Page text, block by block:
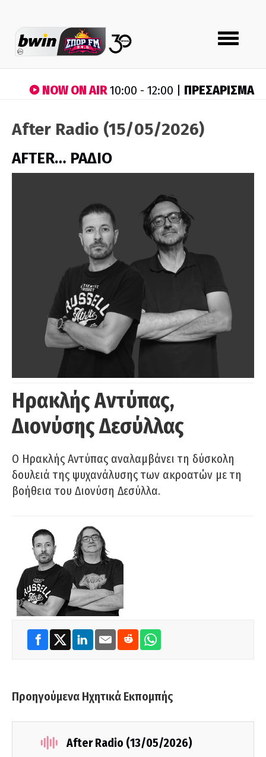
Toggle
navigation
NOW ON AIR10:00 - 12:00 | ΠΡΕΣΑΡΙΣΜΑ
After Radio (15/05/2026)
AFTER… ΡΑΔΙΟ
Ηρακλής Αντύπας,
Διονύσης Δεσύλλας
Ο Ηρακλής Αντύπας αναλαμβάνει τη δύσκολη
δουλειά της ψυχανάλυσης των ακροατών με τη
βοήθεια του Διονύση Δεσύλλα.
Προηγούμενα Ηχητικά Εκπομπής
After Radio (13/05/2026)